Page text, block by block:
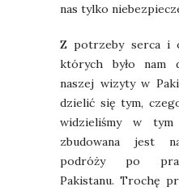
nas tylko
Z potrzeby serca i
których było nam
naszej wizyty w
dzielić się tym,
widzieliśmy w
zbudowana jest
podróży po
Pakistanu. Trochę